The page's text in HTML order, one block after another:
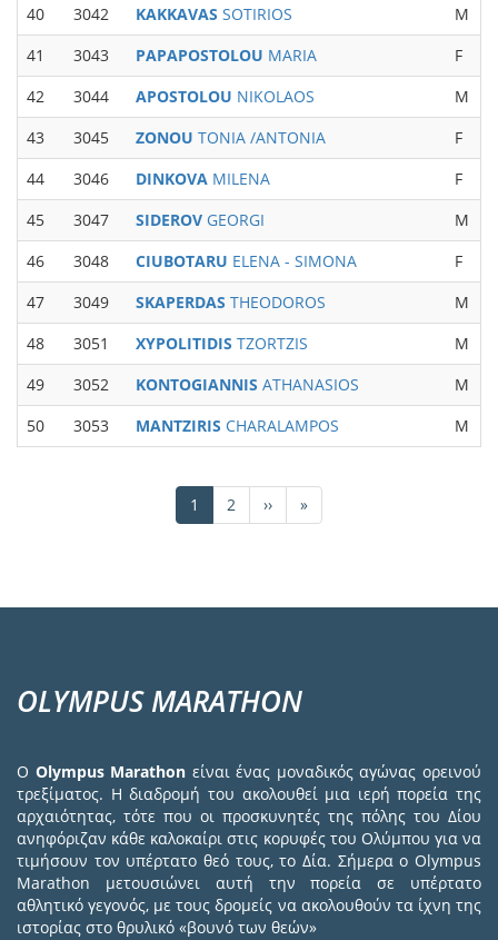
40 3042 KAKKAVAS SOTIRIOS M
41
3043 PAPAPOSTOLOU MARIA F
42
3044 APOSTOLOU NIKOLAOS M
43
3045 ZONOU TONIA /ANTONIA F
44
3046 DINKOVA MILENA F
45
3047 SIDEROV GEORGI M
46
3048 CIUBOTARU ELENA - SIMONA F
47
3049 SKAPERDAS THEODOROS M
48
3051 XYPOLITIDIS TZORTZIS M
49
3052 KONTOGIANNIS ATHANASIOS M
50
3053 MANTZIRIS CHARALAMPOS M
Τρέχουσα
σελίδα
1 Σελίδα
2
Next
page
››
Last
page
»
OLYMPUS MARATHON
Ο Olympus Marathon είναι ένας μοναδικός αγώνας ορεινού
τρεξίματος. Η διαδρομή του ακολουθεί μια ιερή πορεία της
αρχαιότητας, τότε που οι προσκυνητές της πόλης του Δίου
ανηφόριζαν κάθε καλοκαίρι στις κορυφές του Ολύμπου για να
τιμήσουν τον υπέρτατο θεό τους, το Δία. Σήμερα ο Olympus
Marathon μετουσιώνει αυτή την πορεία σε υπέρτατο
αθλητικό γεγονός, με τους δρομείς να ακολουθούν τα ίχνη της
ιστορίας στο θρυλικό «βουνό των θεών»